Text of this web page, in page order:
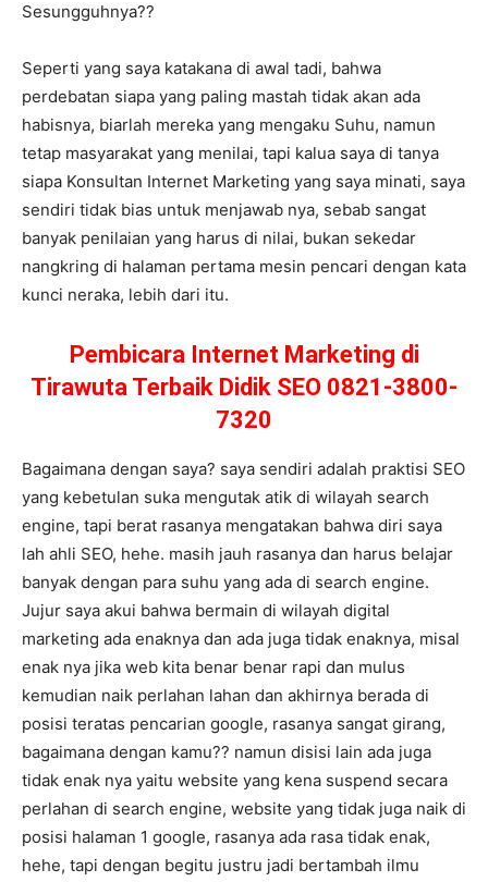
Sesungguhnya??
Seperti yang saya katakana di awal tadi, bahwa
perdebatan siapa yang paling mastah tidak akan ada
habisnya, biarlah mereka yang mengaku Suhu, namun
tetap masyarakat yang menilai, tapi kalua saya di tanya
siapa Konsultan Internet Marketing yang saya minati, saya
sendiri tidak bias untuk menjawab nya, sebab sangat
banyak penilaian yang harus di nilai, bukan sekedar
nangkring di halaman pertama mesin pencari dengan kata
kunci neraka, lebih dari itu.
Pembicara Internet Marketing di
Tirawuta Terbaik Didik SEO 0821-3800-
7320
Bagaimana dengan saya? saya sendiri adalah praktisi SEO
yang kebetulan suka mengutak atik di wilayah search
engine, tapi berat rasanya mengatakan bahwa diri saya
lah ahli SEO, hehe. masih jauh rasanya dan harus belajar
banyak dengan para suhu yang ada di search engine.
Jujur saya akui bahwa bermain di wilayah digital
marketing ada enaknya dan ada juga tidak enaknya, misal
enak nya jika web kita benar benar rapi dan mulus
kemudian naik perlahan lahan dan akhirnya berada di
posisi teratas pencarian google, rasanya sangat girang,
bagaimana dengan kamu?? namun disisi lain ada juga
tidak enak nya yaitu website yang kena suspend secara
perlahan di search engine, website yang tidak juga naik di
posisi halaman 1 google, rasanya ada rasa tidak enak,
hehe, tapi dengan begitu justru jadi bertambah ilmu